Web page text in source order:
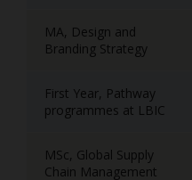
MA, Design and
Branding Strategy
First Year, Pathway
programmes at LBIC
MSc, Global Supply
Chain Management